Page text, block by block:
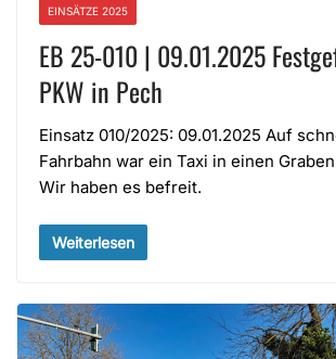
EINSÄTZE 2025
EB 25-010 | 09.01.2025
PKW in Pech
Einsatz 010/2025: 09.01.2025 Auf
Fahrbahn war ein Taxi in einen
Wir haben es befreit.
Weiterlesen